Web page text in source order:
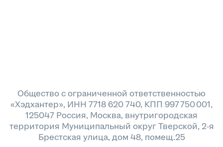
Общество с ограниченной ответственностью
«Хэдхантер», ИНН 7718 620 740, КПП 997 750 001,
125047 Россия, Москва, внутригородская
территория Муниципальный округ Тверской, 2-я
Брестская улица, дом 48, помещ.25